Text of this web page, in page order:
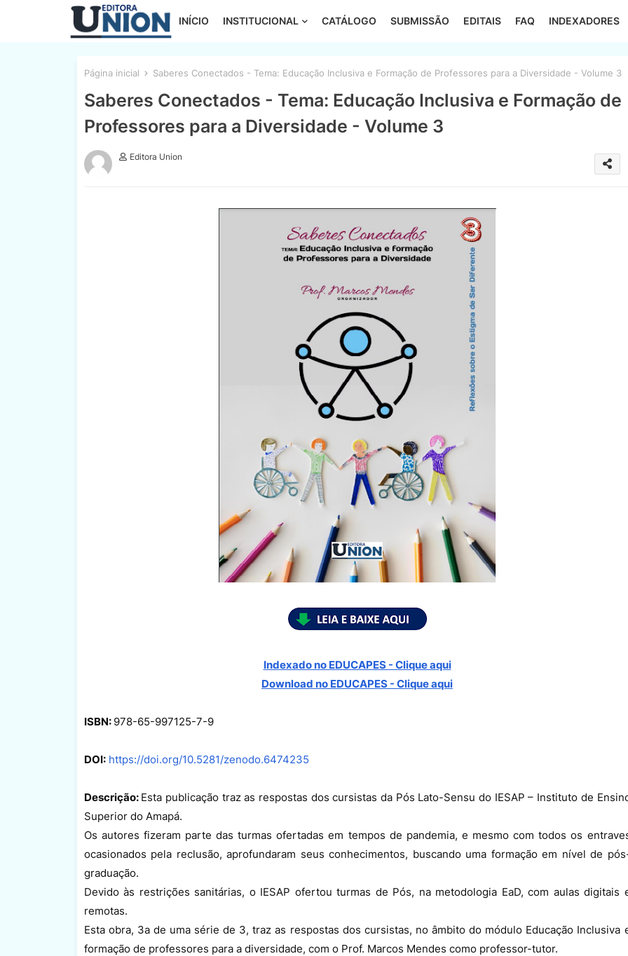
INÍCIO INSTITUCIONAL CATÁLOGO SUBMISSÃO EDITAIS FAQ INDEXADORES
Página inicial Saberes Conectados - Tema: Educação Inclusiva e Formação de Professores para a Diversidade - Volume 3
Saberes Conectados - Tema: Educação Inclusiva e Formação de
Professores para a Diversidade - Volume 3
Editora Union
Indexado no EDUCAPES - Clique aqui
Download no EDUCAPES - Clique aqui
ISBN: 978-65-997125-7-9
DOI: https://doi.org/10.5281/zenodo.6474235
Descrição: Esta publicação traz as respostas dos cursistas da Pós Lato-Sensu do IESAP – Instituto de
Superior do Amapá.
Os autores fizeram parte das turmas ofertadas em tempos de pandemia, e mesmo com todos os
ocasionados pela reclusão, aprofundaram seus conhecimentos, buscando uma formação em nível de
graduação.
Devido às restrições sanitárias, o IESAP ofertou turmas de Pós, na metodologia EaD, com aulas digitais
remotas.
Esta obra, 3a de uma série de 3, traz as respostas dos cursistas, no âmbito do módulo Educação Inclusiva
formação de professores para a diversidade, com o Prof. Marcos Mendes como professor-tutor.